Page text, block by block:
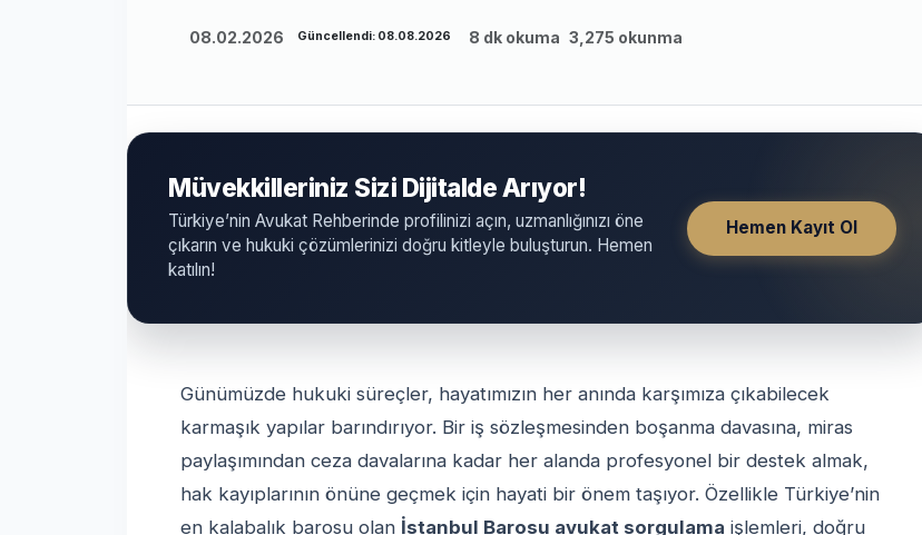
08.02.2026 Güncellendi: 08.08.2026 8 dk okuma 3,275 okunma
Müvekkilleriniz Sizi Dijitalde Arıyor!
Türkiye’nin Avukat Rehberinde profilinizi açın, uzmanlığınızı öne
çıkarın ve hukuki çözümlerinizi doğru kitleyle buluşturun. Hemen
katılın!
Hemen Kayıt Ol
Günümüzde hukuki süreçler, hayatımızın her anında karşımıza çıkabilecek
karmaşık yapılar barındırıyor. Bir iş sözleşmesinden boşanma davasına, miras
paylaşımından ceza davalarına kadar her alanda profesyonel bir destek almak,
hak kayıplarının önüne geçmek için hayati bir önem taşıyor. Özellikle Türkiye’nin
en kalabalık barosu olan İstanbul Barosu avukat sorgulama işlemleri, doğru